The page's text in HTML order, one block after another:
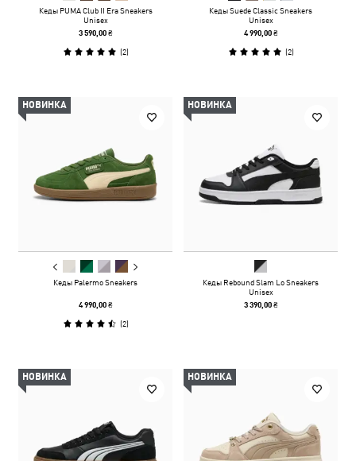
Кеды PUMA Club II Era Sneakers
Unisex
3 590,00 ₴
(2)
Кеды Suede Classic Sneakers
Unisex
4 990,00 ₴
(2)
НОВИНКА
Кеды Palermo Sneakers
4 990,00 ₴
(2)
НОВИНКА
Кеды Rebound Slam Lo Sneakers
Unisex
3 390,00 ₴
НОВИНКА НОВИНКА